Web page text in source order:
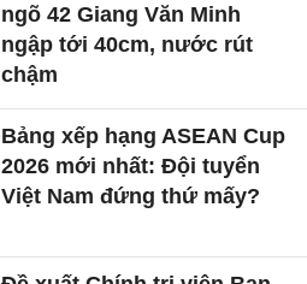
ngõ 42 Giang Văn Minh
ngập tới 40cm, nước rút
chậm
Bảng xếp hạng ASEAN Cup
2026 mới nhất: Đội tuyển
Việt Nam đứng thứ mấy?